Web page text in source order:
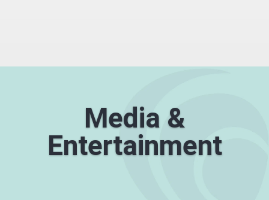
Media &
Entertainment